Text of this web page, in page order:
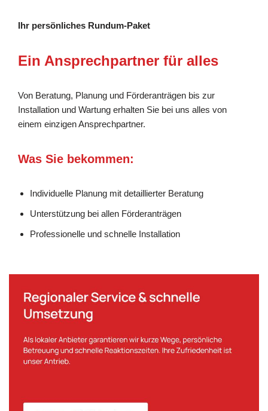
Ihr persönliches Rundum-Paket
Ein Ansprechpartner für alles
Von Beratung, Planung und Förderanträgen bis zur
Installation und Wartung erhalten Sie bei uns alles von
einem einzigen Ansprechpartner.
Was Sie bekommen:
Individuelle Planung mit detaillierter Beratung
Unterstützung bei allen Förderanträgen
Professionelle und schnelle Installation